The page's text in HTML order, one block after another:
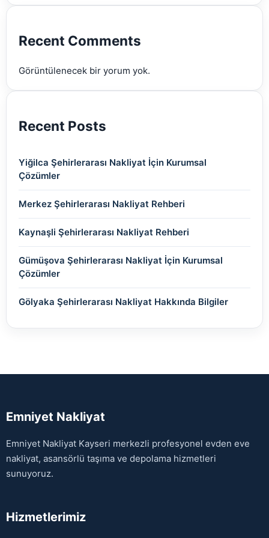
(2)(2)
(2)
Recent Comments
Görüntülenecek bir yorum yok.
Recent Posts
Yiğilca Şehirlerarası Nakliyat İçin Kurumsal
Çözümler
Merkez Şehirlerarası Nakliyat Rehberi
Kaynaşli Şehirlerarası Nakliyat Rehberi
Gümüşova Şehirlerarası Nakliyat İçin Kurumsal
Çözümler
Gölyaka Şehirlerarası Nakliyat Hakkında Bilgiler
Emniyet Nakliyat
Emniyet Nakliyat Kayseri merkezli profesyonel evden eve
nakliyat, asansörlü taşıma ve depolama hizmetleri
sunuyoruz.
Hizmetlerimiz